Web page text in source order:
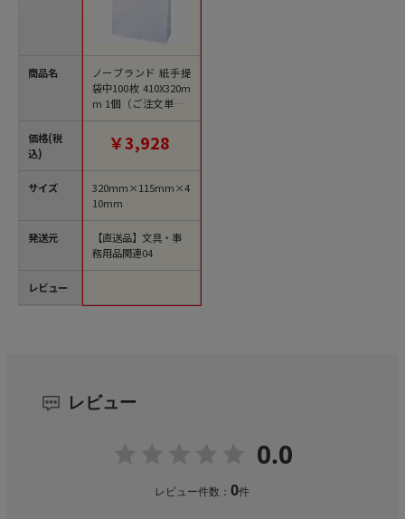
商品名
価格(税
込)
サイズ
発送元
レビュー
ノーブランド 紙手提
袋中100枚 410X320m
m 1個（ご注文単位1
個）【直送品】
￥3,928
320mm×115mm×4
10mm
【直送品】文具・事
務用品関連04
レビュー
0.0
レビュー件数：0件